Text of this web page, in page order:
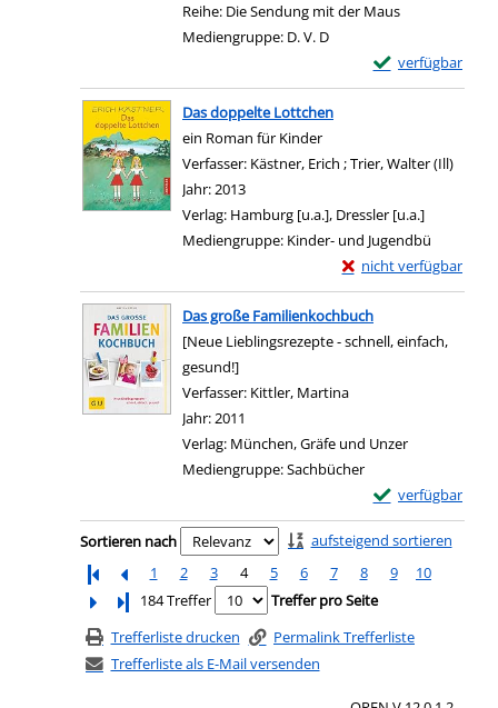
Reihe: Die Sendung mit der Maus
Mediengruppe: D. V. D
verfügbar
Exemplar-Details
Zum Download
Das doppelte Lottchen
ein Roman für Kinder
Verfasser: Kästner, Erich ;Trier, Walter (Ill)
Jahr:2013
Verlag: Hamburg [u.a.], Dressler [u.a.]
Mediengruppe: Kinder- und Jugendbü
nicht verfügbar
Exemplar-Details von
Zum Download von
Das große Familienkochbuch
[Neue Lieblingsrezepte - schnell, einfach,
gesund!]
Verfasser: Kittler, Martina
Jahr:2011
Verlag: München, Gräfe und Unzer
Mediengruppe:Sachbücher
verfügbar
Exemplar-Details
Zum Download
Zu den Suchfiltern springen
Sortieren nach
aufsteigend sortieren
1
2 3 4 5 6 7 8 9
10
Letzte Seite
184 Treffer
Treffer pro Seite
Trefferliste drucken
Permalink Trefferliste
Trefferliste als E-Mail versenden